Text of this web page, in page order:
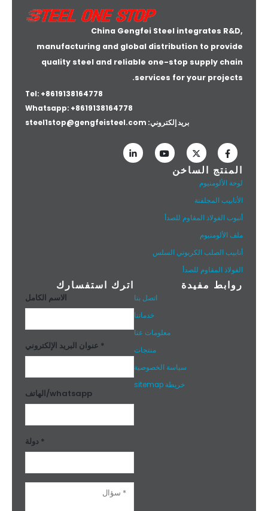
China Gengfei Steel integrates R&D,
manufacturing and global distribution to provide
quality steel and reliable one-stop supply chain
services for your projects.
Tel: +8619138164778
Whatsapp: +8619138164778
بريد إلكتروني: steel1stop@gengfeisteel.com
المنتج الساخن
لوحة الألومنيوم
الأنابيب المجلفنة
أنبوب الفولاذ المقاوم للصدأ
ملف الألومنيوم
أنابيب الصلب الكربوني السلس
الفولاذ المقاوم للصدأ
روابط مفيدة
اتصل بنا
خدماتنا
معلومات عنا
منتجات
سياسة الخصوصية
خريطة sitemap
اترك استفسارك
الاسم الكامل
عنوان البريد الإلكتروني *
الهاتف/whatsapp
دولة *